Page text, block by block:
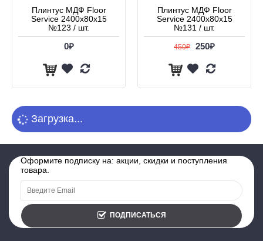
Плинтус МДФ Floor
Service 2400x80x15
№123 / шт.
0₽
Плинтус МДФ Floor
Service 2400x80x15
№131 / шт.
450₽ 250₽
Загрузка...
Оформите подписку на: акции, скидки и поступления
товара.
ПОДПИСАТЬСЯ